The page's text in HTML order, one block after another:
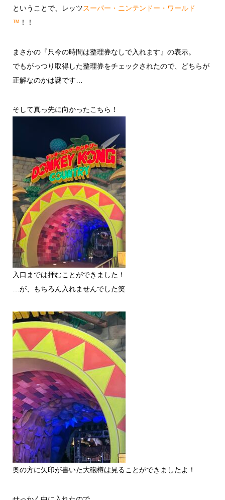
ということで、レッツスーパー・ニンテンドー・ワールド
™ ！！
まさかの『只今の時間は整理券なしで入れます』の表示。
でもがっつり取得した整理券をチェックされたので、どちらが
正解なのかは謎です…
そして真っ先に向かったこちら！
入口までは拝むことができました！
…が、もちろん入れませんでした笑
奥の方に矢印が書いた大砲樽は見ることができましたよ！